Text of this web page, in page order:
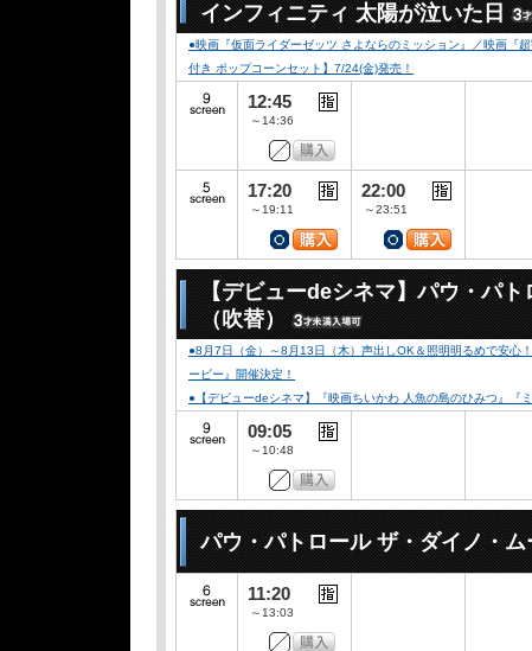
インフィニティ 太陽が泣いた日
●映画『仮面ライダーゼッツ さよならのミッション』／映画『
付き ポップコーンセット】7/24(金)発売！
12:45
～14:36
17:20
～19:11
22:00
～23:51
【デビューdeシネマ】パウ・パ
（吹替）
●8月7日（金）～8月13日（木）声出しOK＆照明明るめで安心
ービー』開催決定！
●【デビューdeシネマ】『映画ちいかわ 人魚の島のひみつ』『
09:05
～10:48
パウ・パトロール ザ・ダイノ・
11:20
～13:03